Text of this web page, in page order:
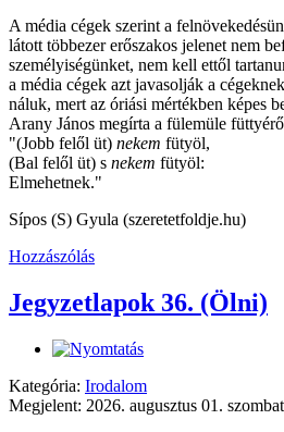
A média cégek szerint a
látott többezer erőszakos jelenet nem
személyiségünket, nem kell ettől
a média cégek azt javasolják a
náluk, mert az óriási mértékben képes
Arany János megírta a fülemüle
"(Jobb felől üt) nekem fütyöl,
(Bal felől üt) s nekem fütyöl:
Elmehetnek."
Sípos (S) Gyula (szeretetfoldje.hu)
Hozzászólás
Jegyzetlapok 36. (Ölni)
Kategória: Irodalom
Megjelent: 2026. augusztus 01. szombat